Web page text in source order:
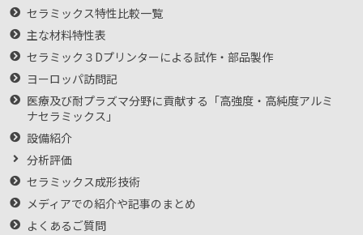
セラミックス特性比較一覧
主な材料特性表
セラミック３Dプリンターによる試作・部品製作
ヨーロッパ訪問記
医療及び耐プラズマ分野に貢献する「高強度・高純度アルミ
ナセラミックス」
設備紹介
分析評価
セラミックス成形技術
メディアでの紹介や記事のまとめ
よくあるご質問